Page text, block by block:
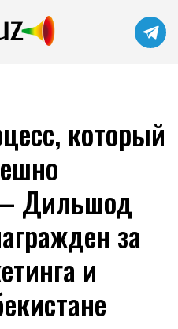
Подписаться
который
Дильшод
за
и